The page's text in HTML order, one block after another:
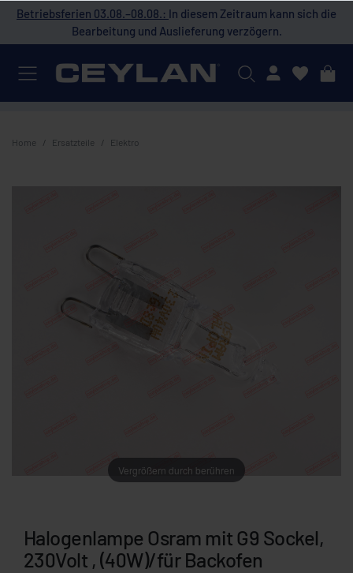
Betriebsferien 03.08.–08.08.: In diesem Zeitraum kann sich die
Bearbeitung und Auslieferung verzögern.
Mein Konto
Home Ersatzteile Elektro
Vergrößern durch berühren
Halogenlampe Osram mit G9 Sockel,
230Volt , (40W)/für Backofen